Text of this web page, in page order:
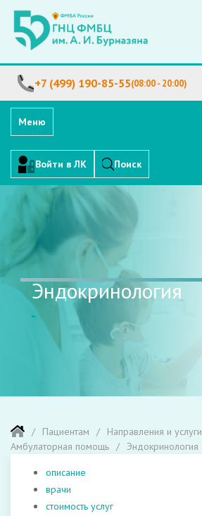
+7 (499) 190-85-55(08:00 - 20:00)
Меню
Войти в ЛК Поиск
Эндокринология
Пациентам
Направления и услуги
Амбулаторная помощь
Эндокринология
описание
врачи
стоимость услуг